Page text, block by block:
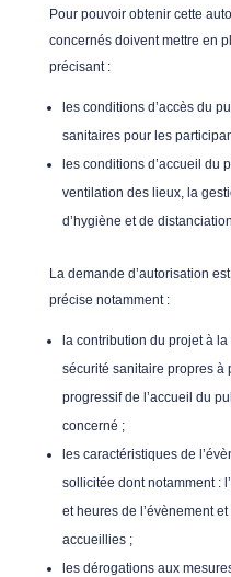
Pour pouvoir obtenir cette
concernés doivent mettre en
précisant :
les conditions d’accès du
sanitaires pour les
les conditions d’accueil du
ventilation des lieux, la
d’hygiène et de
La demande d’autorisation
précise notamment :
la contribution du projet à
sécurité sanitaire propres à
progressif de l’accueil du
concerné ;
les caractéristiques de
sollicitée dont notamment :
et heures de l’évènement
accueillies ;
les dérogations aux